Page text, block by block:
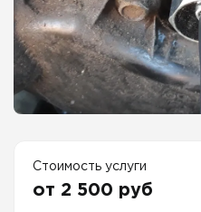
Стоимость услуги
от 2 500 руб